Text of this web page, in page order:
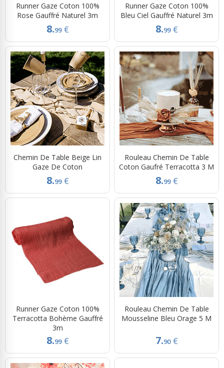
Runner Gaze Coton 100%
Rose Gauffré Naturel 3m
8.99 €
Runner Gaze Coton 100%
Bleu Ciel Gauffré Naturel 3m
8.99 €
Chemin De Table Beige Lin
Gaze De Coton
8.99 €
Rouleau Chemin De Table
Coton Gaufré Terracotta 3 M
8.99 €
Runner Gaze Coton 100%
Terracotta Bohème Gauffré
3m
8.99 €
Rouleau Chemin De Table
Mousseline Bleu Orage 5 M
7.90 €